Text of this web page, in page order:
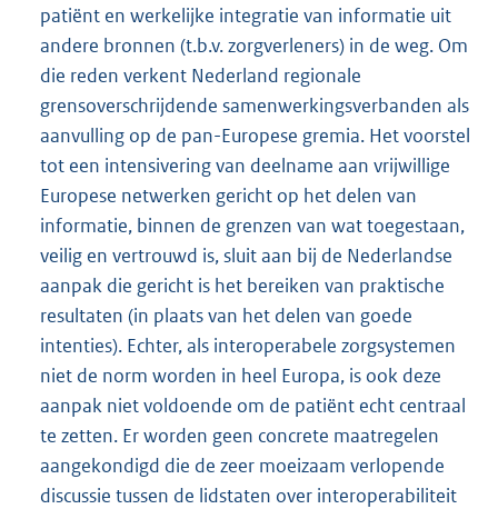
patiënt en werkelijke integratie van informatie uit
andere bronnen (t.b.v. zorgverleners) in de weg. Om
die reden verkent Nederland regionale
grensoverschrijdende samenwerkingsverbanden als
aanvulling op de pan-Europese gremia. Het voorstel
tot een intensivering van deelname aan vrijwillige
Europese netwerken gericht op het delen van
informatie, binnen de grenzen van wat toegestaan,
veilig en vertrouwd is, sluit aan bij de Nederlandse
aanpak die gericht is het bereiken van praktische
resultaten (in plaats van het delen van goede
intenties). Echter, als interoperabele zorgsystemen
niet de norm worden in heel Europa, is ook deze
aanpak niet voldoende om de patiënt echt centraal
te zetten. Er worden geen concrete maatregelen
aangekondigd die de zeer moeizaam verlopende
discussie tussen de lidstaten over interoperabiliteit